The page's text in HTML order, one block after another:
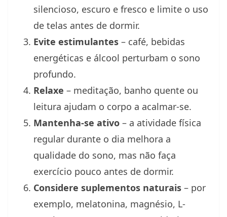
silencioso, escuro e fresco e limite o uso
de telas antes de dormir.
Evite estimulantes – café, bebidas
energéticas e álcool perturbam o sono
profundo.
Relaxe – meditação, banho quente ou
leitura ajudam o corpo a acalmar-se.
Mantenha-se ativo – a atividade física
regular durante o dia melhora a
qualidade do sono, mas não faça
exercício pouco antes de dormir.
Considere suplementos naturais – por
exemplo, melatonina, magnésio, L-